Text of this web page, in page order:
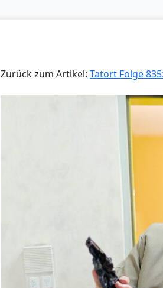
Zurück zum Artikel: Tatort Folge